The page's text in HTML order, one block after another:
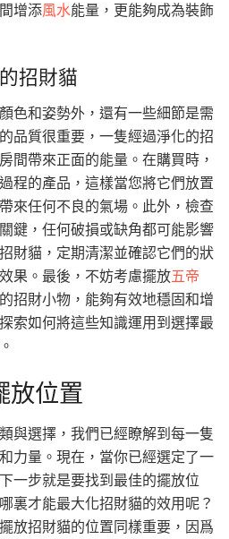
增添風水能量，更能夠成為裝飾
招財貓
色和姿勢外，還有一些細節是需
品質很重要，一隻經過淨化的招
間帶來正面的能量。在購買時，
程的產品，這樣當您將它們放置
來任何不良的氣場。此外，檢查
鍵，任何破損或缺角都可能影響
財貓，定期清潔並確認它們的狀
果。最後，不妨考慮擺放五帝
招財小物，能夠有效地穩固和增
索如何將這些知識運用到選擇最
放位置
與選擇，我們已經瞭解到每一隻
力量。現在，當你已經選定了一
一步就是要找到最佳的擺放位
裏才能最大化招財貓的效用呢？
放招財貓的位置同樣重要，因爲